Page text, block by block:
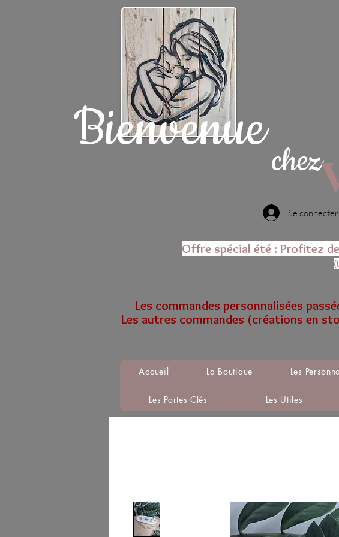
Bienvenuechez
Se connecter
Offre spécial été : Profitez
Les commandes personnalisées
Les autres commandes (créations en
Accueil La Boutique Les
Les Portes Clés Les Utiles